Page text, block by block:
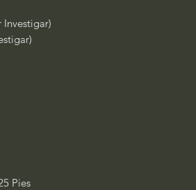
Investigar)
Pies